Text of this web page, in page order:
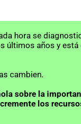
hora se
últimos años y está
cambien.
sobre la
los